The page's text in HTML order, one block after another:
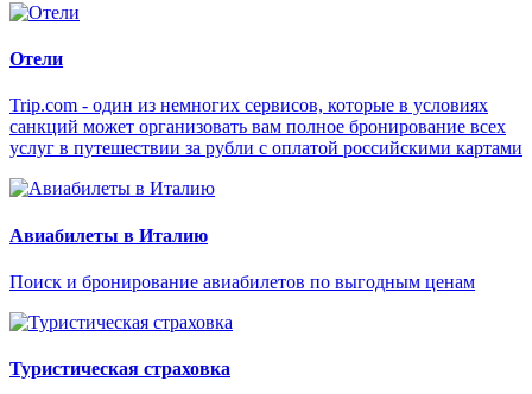
Отели
Trip.com - один из немногих сервисов, которые в условиях
санкций может организовать вам полное бронирование всех
услуг в путешествии за рубли с оплатой российскими картами
Авиабилеты в Италию
Поиск и бронирование авиабилетов по выгодным ценам
Туристическая страховка